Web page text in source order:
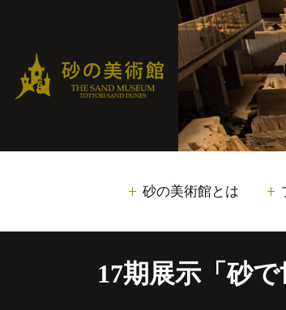
砂の美術館とは
17期展示「砂